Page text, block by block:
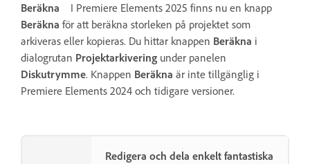
Beräkna
I Premiere Elements 2025 finns nu en knapp
Beräkna för att beräkna storleken på projektet som
arkiveras eller kopieras. Du hittar knappen Beräkna i
dialogrutan Projektarkivering under panelen
Diskutrymme. Knappen Beräkna är inte tillgänglig i
Premiere Elements 2024 och tidigare versioner.
Redigera och dela enkelt fantastiska